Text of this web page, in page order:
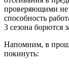
проверяющими не
способность
3 сезона борются
Напомним, в
покинуть: